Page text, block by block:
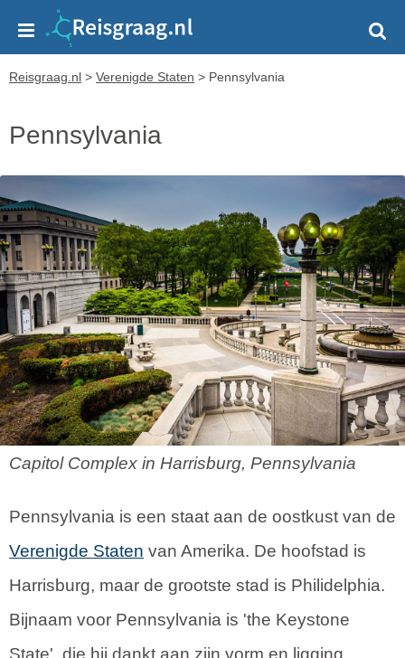
Reisgraag.nl > Verenigde Staten > Pennsylvania
Pennsylvania
Capitol Complex in Harrisburg, Pennsylvania
Pennsylvania is een staat aan de oostkust van de
Verenigde Staten van Amerika. De hoofstad is
Harrisburg, maar de grootste stad is Philidelphia.
Bijnaam voor Pennsylvania is 'the Keystone
State', die hij dankt aan zijn vorm en ligging.